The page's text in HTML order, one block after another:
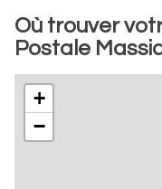
Où trouver
Postale
+
−